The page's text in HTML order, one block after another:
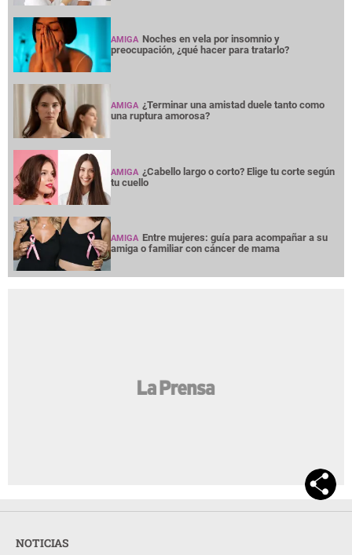
AMIGA Noches en vela por insomnio y
preocupación, ¿qué hacer para tratarlo?
AMIGA ¿Terminar una amistad duele tanto como
una ruptura amorosa?
AMIGA ¿Cabello largo o corto? Elige tu corte según
tu cuello
AMIGA Entre mujeres: guía para acompañar a su
amiga o familiar con cáncer de mama
NOTICIAS